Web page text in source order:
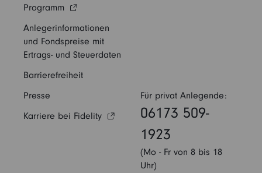
Programm
Anlegerinformationen
und Fondspreise mit
Ertrags- und Steuerdaten
Barrierefreiheit
Presse
Karriere bei Fidelity
Für privat Anlegende:
06173 509-
1923
(Mo - Fr von 8 bis 18
Uhr)